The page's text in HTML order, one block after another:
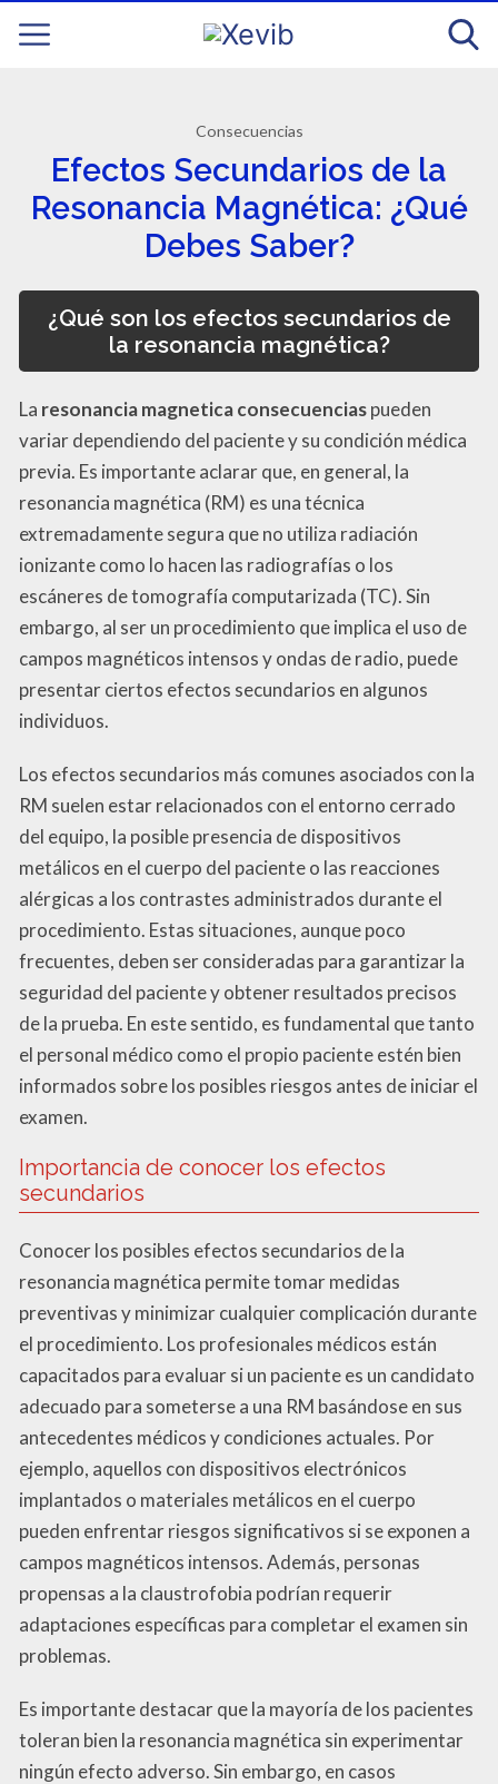
Consecuencias
Efectos Secundarios de la
Resonancia Magnética: ¿Qué
Debes Saber?
¿Qué son los efectos secundarios de
la resonancia magnética?
La resonancia magnetica consecuenciaspueden
variar dependiendo del paciente y su condición médica
previa. Es importante aclarar que, en general, la
resonancia magnética (RM) es una técnica
extremadamente segura que no utiliza radiación
ionizante como lo hacen las radiografías o los
escáneres de tomografía computarizada (TC). Sin
embargo, al ser un procedimiento que implica el uso de
campos magnéticos intensos y ondas de radio, puede
presentar ciertos efectos secundarios en algunos
individuos.
Los efectos secundarios más comunes asociados con la
RM suelen estar relacionados con el entorno cerrado
del equipo, la posible presencia de dispositivos
metálicos en el cuerpo del paciente o las reacciones
alérgicas a los contrastes administrados durante el
procedimiento. Estas situaciones, aunque poco
frecuentes, deben ser consideradas para garantizar la
seguridad del paciente y obtener resultados precisos
de la prueba. En este sentido, es fundamental que tanto
el personal médico como el propio paciente estén bien
informados sobre los posibles riesgos antes de iniciar el
examen.
Importancia de conocer los efectos
secundarios
Conocer los posibles efectos secundarios de la
resonancia magnética permite tomar medidas
preventivas y minimizar cualquier complicación durante
el procedimiento. Los profesionales médicos están
capacitados para evaluar si un paciente es un candidato
adecuado para someterse a una RM basándose en sus
antecedentes médicos y condiciones actuales. Por
ejemplo, aquellos con dispositivos electrónicos
implantados o materiales metálicos en el cuerpo
pueden enfrentar riesgos significativos si se exponen a
campos magnéticos intensos. Además, personas
propensas a la claustrofobia podrían requerir
adaptaciones específicas para completar el examen sin
problemas.
Es importante destacar que la mayoría de los pacientes
toleran bien la resonancia magnética sin experimentar
ningún efecto adverso. Sin embargo, en casos